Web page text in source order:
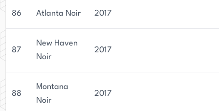
86 Atlanta Noir 2017
87
New Haven
Noir
2017
88
Montana
Noir
2017